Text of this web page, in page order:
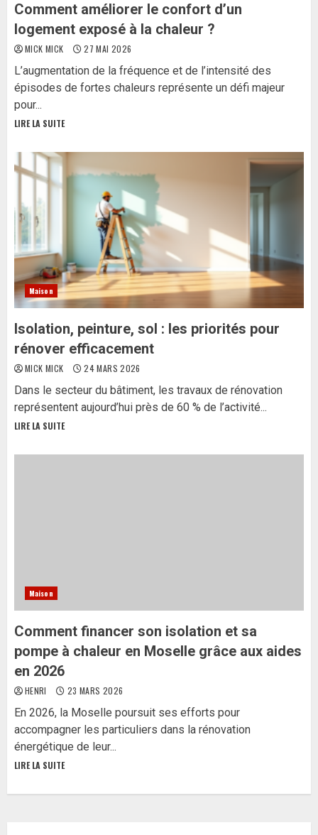
Comment améliorer le confort d’un
logement exposé à la chaleur ?
MICK MICK 27 MAI 2026
L’augmentation de la fréquence et de l’intensité des
épisodes de fortes chaleurs représente un défi majeur
pour...
LIRE LA SUITE
Maison
Isolation, peinture, sol : les priorités pour
rénover efficacement
MICK MICK 24 MARS 2026
Dans le secteur du bâtiment, les travaux de rénovation
représentent aujourd’hui près de 60 % de l’activité...
LIRE LA SUITE
Maison
Comment financer son isolation et sa
pompe à chaleur en Moselle grâce aux aides
en 2026
HENRI 23 MARS 2026
En 2026, la Moselle poursuit ses efforts pour
accompagner les particuliers dans la rénovation
énergétique de leur...
LIRE LA SUITE